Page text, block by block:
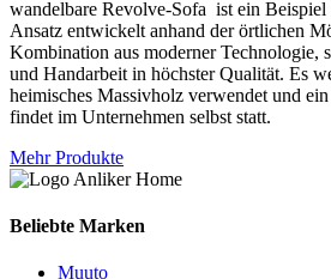
wandelbare Revolve-Sofa ist ein Beispiel
Ansatz entwickelt anhand der örtlichen
Kombination aus moderner Technologie,
und Handarbeit in höchster Qualität. Es
heimisches Massivholz verwendet und
findet im Unternehmen selbst statt.
Mehr Produkte
Beliebte Marken
Muuto